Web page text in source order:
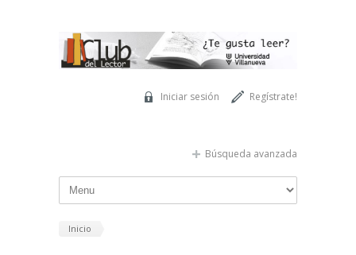
Regístrate!
Iniciar sesión
Búsqueda avanzada
Inicio